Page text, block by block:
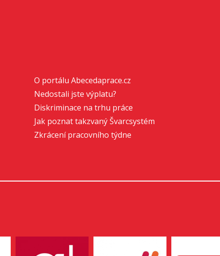
O portálu Abecedaprace.cz
Nedostali jste výplatu?
Diskriminace na trhu práce
Jak poznat takzvaný Švarcsystém
Zkrácení pracovního týdne